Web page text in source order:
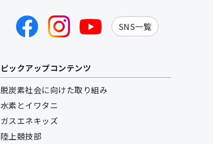
SNS一覧
ピックアップコンテンツ
脱炭素社会に向けた取り組み
水素とイワタニ
ガスエネキッズ
陸上競技部